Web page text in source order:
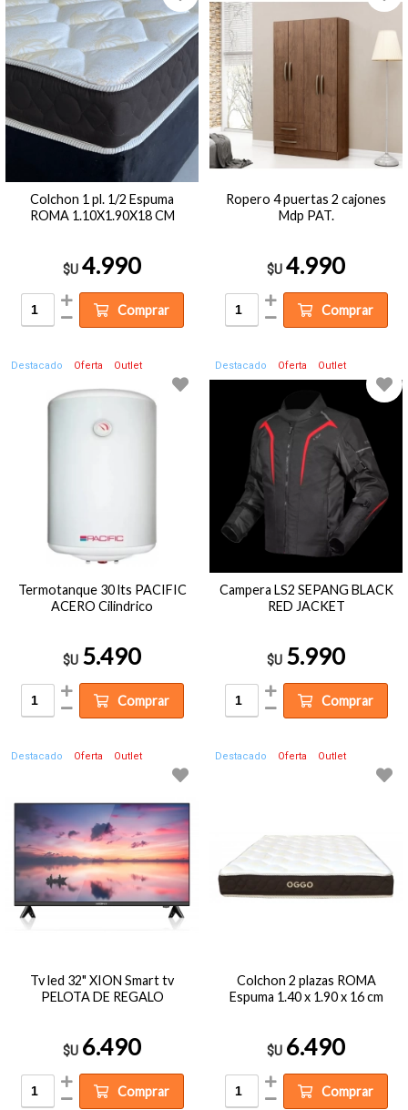
Colchon 1 pl. 1/2 Espuma
ROMA 1.10X1.90X18 CM
$U 4.990
Comprar
Ropero 4 puertas 2 cajones
Mdp PAT.
$U 4.990
Comprar
Destacado Oferta Outlet
Termotanque 30 lts PACIFIC
ACERO Cilindrico
$U 5.490
Comprar
Destacado Oferta Outlet
Campera LS2 SEPANG BLACK
RED JACKET
$U 5.990
Comprar
Destacado Oferta Outlet
Tv led 32" XION Smart tv
PELOTA DE REGALO
$U 6.490
Comprar
Destacado Oferta Outlet
Colchon 2 plazas ROMA
Espuma 1.40 x 1.90 x 16 cm
$U 6.490
Comprar